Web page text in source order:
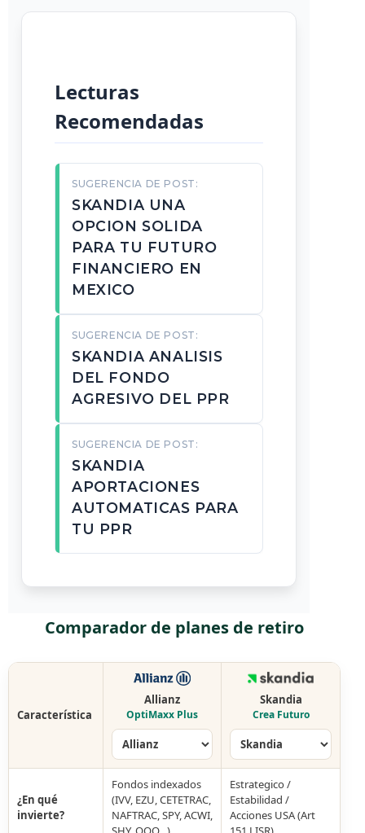
Lecturas
Recomendadas
SUGERENCIA DE POST:
SKANDIA UNA
OPCION SOLIDA
PARA TU FUTURO
FINANCIERO EN
MEXICO
SUGERENCIA DE POST:
SKANDIA ANALISIS
DEL FONDO
AGRESIVO DEL PPR
SUGERENCIA DE POST:
SKANDIA
APORTACIONES
AUTOMATICAS PARA
TU PPR
Comparador de planes de retiro
Característica
Allianz
OptiMaxx Plus
Skandia
Crea Futuro
¿En qué
invierte?
Fondos indexados
(IVV, EZU, CETETRAC,
NAFTRAC, SPY, ACWI,
Estrategico /
Estabilidad /
Acciones USA (Art